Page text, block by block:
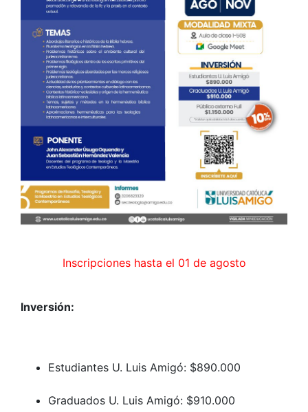
Inscripciones hasta el 01 de agosto
Inversión:
Estudiantes U. Luis Amigó: $890.000
Graduados U. Luis Amigó: $910.000